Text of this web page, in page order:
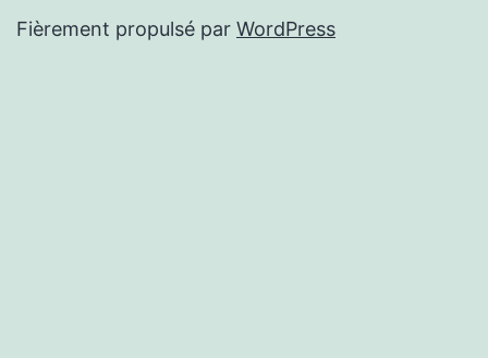
Fièrement propulsé par WordPress